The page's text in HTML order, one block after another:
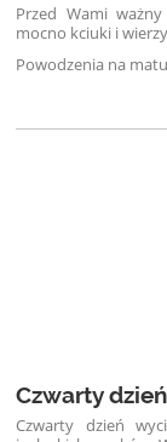
Przed Wami
mocno kciuki i
Powodzenia na
Czwarty
Czwarty dzień